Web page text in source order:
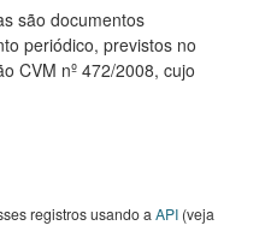
são documentos
periódico, previstos no
CVM nº 472/2008, cujo
registros usando a API (veja